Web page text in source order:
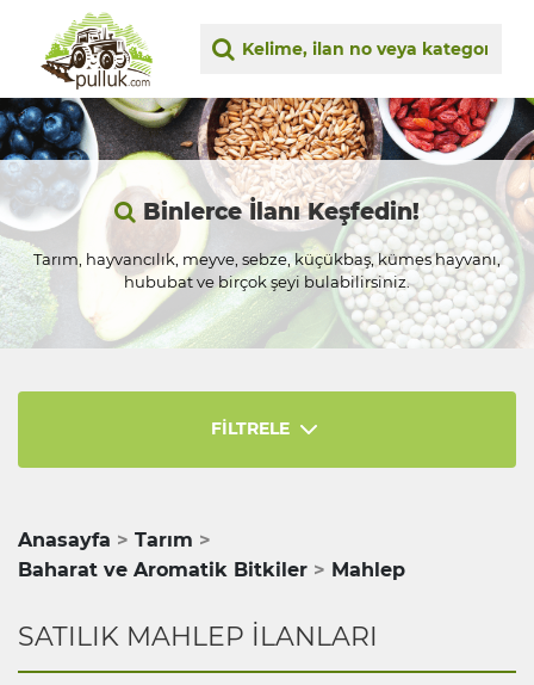
Binlerce İlanı Keşfedin!
Tarım, hayvancılık, meyve, sebze, küçükbaş, kümes hayvanı,
hububat ve birçok şeyi bulabilirsiniz.
FİLTRELE
Anasayfa
Tarım
Baharat ve Aromatik Bitkiler
Mahlep
SATILIK MAHLEP İLANLARI